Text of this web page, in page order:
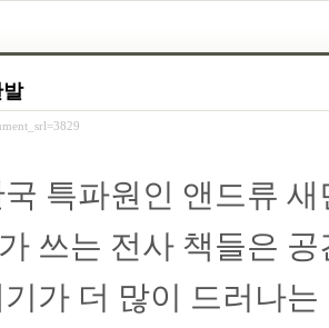
특파원인 앤드류
쓰는 전사 책들은
가 더 많이 드러나는